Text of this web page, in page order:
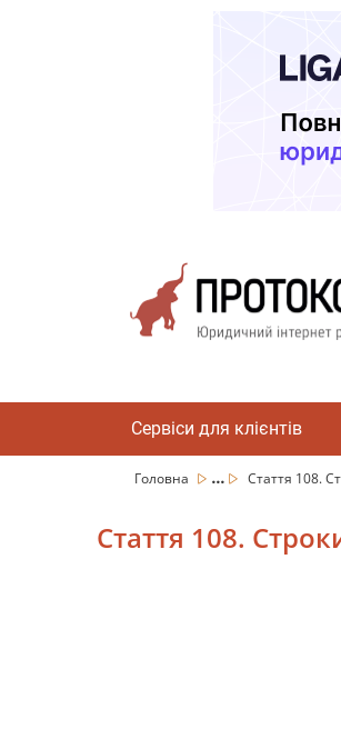
Сервіси для клієнтів
Головна ... Стаття 108.
Стаття 108.